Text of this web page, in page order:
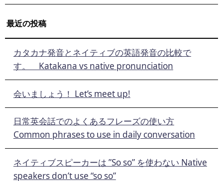
最近の投稿
カタカナ発音とネイティブの英語発音の比較で
す。 Katakana vs native pronunciation
会いましょう！ Let’s meet up!
日常英会話でのよくあるフレーズの使い方
Common phrases to use in daily conversation
ネイティブスピーカーは ”So so” を使わない Native
speakers don’t use “so so”